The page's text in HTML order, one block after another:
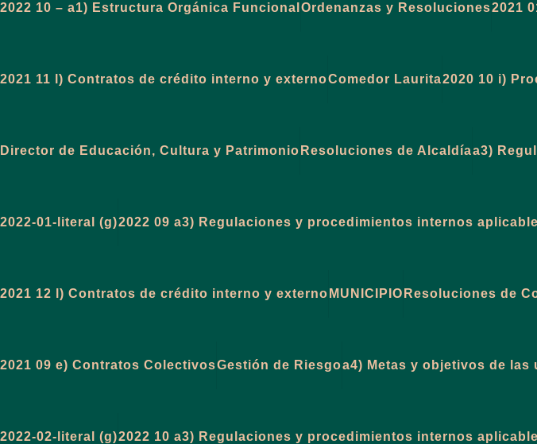
2022 10 – a1) Estructura Orgánica Funcional Ordenanzas y Resoluciones2021
2021 11 l) Contratos de crédito interno y externoComedor Laurita2020 10 i)
Director de Educación, Cultura y Patrimonio Resoluciones de Alcaldíaa3)
2022-01-literal (g)2022 09 a3) Regulaciones y procedimientos internos
2021 12 l) Contratos de crédito interno y externo MUNICIPIO Resoluciones de
2021 09 e) Contratos ColectivosGestión de Riesgoa4) Metas y objetivos de
2022-02-literal (g)2022 10 a3) Regulaciones y procedimientos internos